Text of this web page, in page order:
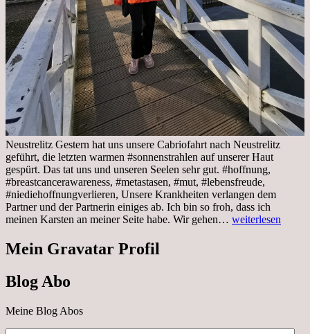
Neustrelitz Gestern hat uns unsere Cabriofahrt nach Neustrelitz
geführt, die letzten warmen #sonnenstrahlen auf unserer Haut
gespürt. Das tat uns und unseren Seelen sehr gut. #hoffnung,
#breastcancerawareness, #metastasen, #mut, #lebensfreude,
#niediehoffnungverlieren, Unsere Krankheiten verlangen dem
Partner und der Partnerin einiges ab. Ich bin so froh, dass ich
meinen Karsten an meiner Seite habe. Wir gehen… Sonnabend,
weiterlesen
Mein Gravatar Profil
Blog Abo
Meine Blog Abos